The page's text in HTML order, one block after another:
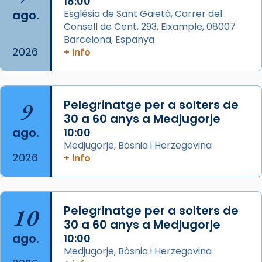
Aquest dilluns, 27 de juliol, ha tingut lloc la
missa d’acció de gràcies en agraïment al
comitè organitzador de la visita apostòlica
L’arquebisbe de Barcelona, el cardenal Joan
Josep Omella, ha presidit la missa i l’ha
concelebrat el bisbe auxiliar de Barcelona,
Mons. David Abadías.
📸 Dr. G. Simón
Foto
Arquebisbat de Barcelona
2 weeks ago
ago.
2026
Església de Sant Gaietà, Carrer del
Consell de Cent, 293, Eixample, 08007
Barcelona, Espanya
+ info
9
ago.
2026
Pelegrinatge per a solters de
30 a 60 anys a Medjugorje
10:00
Medjugorje, Bòsnia i Herzegovina
+ info
10
ago.
Pelegrinatge per a solters de
30 a 60 anys a Medjugorje
10:00
Medjugorje, Bòsnia i Herzegovina